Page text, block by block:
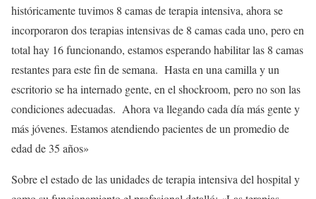
históricamente tuvimos 8 camas de terapia intensiva, ahora se
incorporaron dos terapias intensivas de 8 camas cada uno, pero en
total hay 16 funcionando, estamos esperando habilitar las 8 camas
restantes para este fin de semana. Hasta en una camilla y un
escritorio se ha internado gente, en el shockroom, pero no son las
condiciones adecuadas. Ahora va llegando cada día más gente y
más jóvenes. Estamos atendiendo pacientes de un promedio de
edad de 35 años»
Sobre el estado de las unidades de terapia intensiva del hospital y